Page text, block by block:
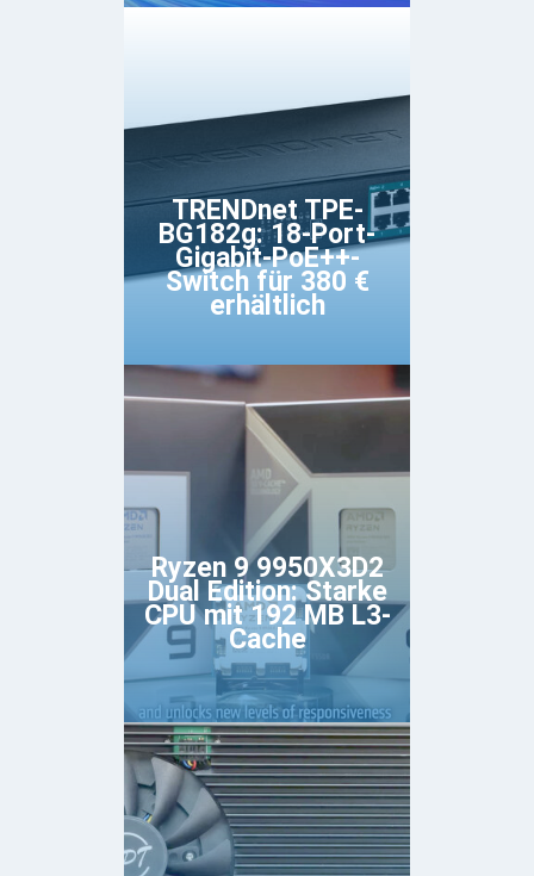
TRENDnet TPE-
BG182g: 18-Port-
Gigabit-PoE++-
Switch für 380 €
erhältlich
Ryzen 9 9950X3D2
Dual Edition: Starke
CPU mit 192 MB L3-
Cache